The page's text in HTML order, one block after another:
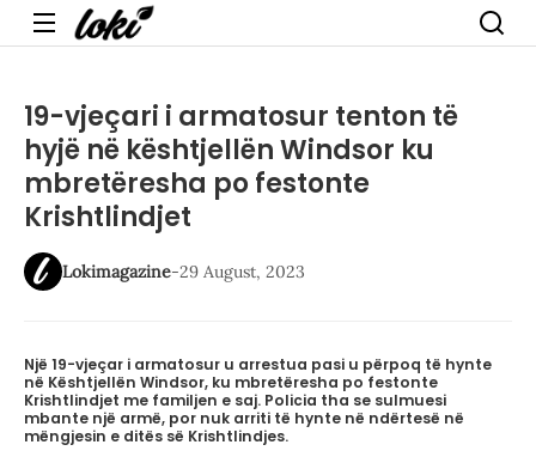
Menu
19-vjeçari i armatosur tenton të
hyjë në kështjellën Windsor ku
mbretëresha po festonte
Krishtlindjet
Lokimagazine-29 August, 2023
Një 19-vjeçar i armatosur u arrestua pasi u përpoq të hynte
në Kështjellën Windsor, ku mbretëresha po festonte
Krishtlindjet me familjen e saj. Policia tha se sulmuesi
mbante një armë, por nuk arriti të hynte në ndërtesë në
mëngjesin e ditës së Krishtlindjes.